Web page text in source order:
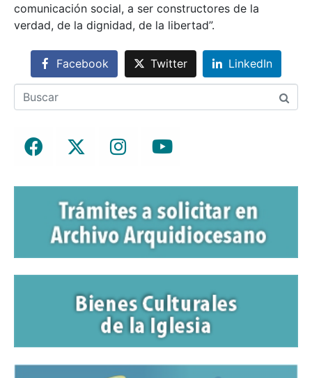
comunicación social, a ser constructores de la
verdad, de la dignidad, de la libertad”.
Facebook Twitter LinkedIn